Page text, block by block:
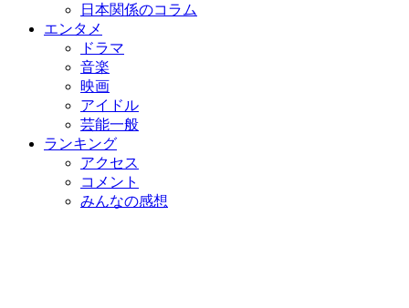
日本関係のコラム
エンタメ
ドラマ
音楽
映画
アイドル
芸能一般
ランキング
アクセス
コメント
みんなの感想